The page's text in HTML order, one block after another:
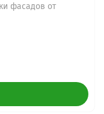
фасадов от